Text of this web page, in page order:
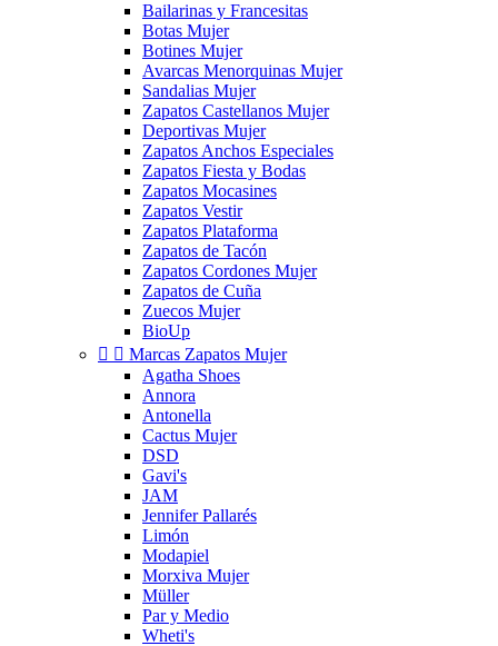
Bailarinas y Francesitas
Botas Mujer
Botines Mujer
Avarcas Menorquinas Mujer
Sandalias Mujer
Zapatos Castellanos Mujer
Deportivas Mujer
Zapatos Anchos Especiales
Zapatos Fiesta y Bodas
Zapatos Mocasines
Zapatos Vestir
Zapatos Plataforma
Zapatos de Tacón
Zapatos Cordones Mujer
Zapatos de Cuña
Zuecos Mujer
BioUp
  Marcas Zapatos Mujer
Agatha Shoes
Annora
Antonella
Cactus Mujer
DSD
Gavi's
JAM
Jennifer Pallarés
Limón
Modapiel
Morxiva Mujer
Müller
Par y Medio
Wheti's